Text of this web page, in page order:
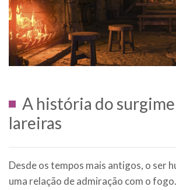
A história do
lareiras
Desde os tempos mais antigos, o ser
uma relação de admiração com o